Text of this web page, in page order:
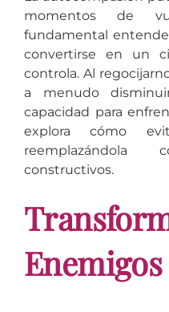
momentos de
fundamental
convertirse en un
controla. Al
a menudo
capacidad para
explora cómo
constructivos.